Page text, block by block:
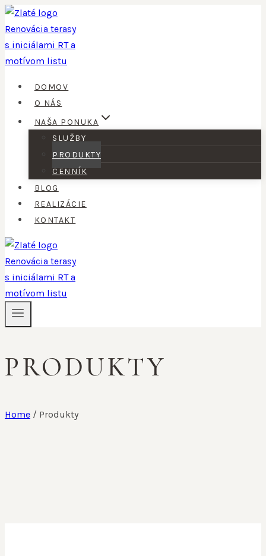
Skip
to
content
DOMOV
O NÁS
NAŠA PONUKA
SLUŽBY
PRODUKTY
CENNÍK
BLOG
REALIZÁCIE
KONTAKT
PRODUKTY
Home / Produkty